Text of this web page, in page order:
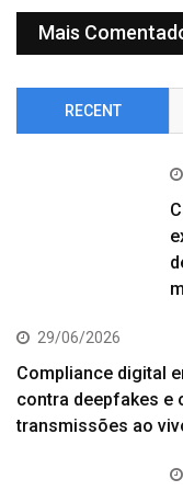
Mais
RECENT
29/06/2026
Compliance digital
contra deepfakes e
transmissões ao